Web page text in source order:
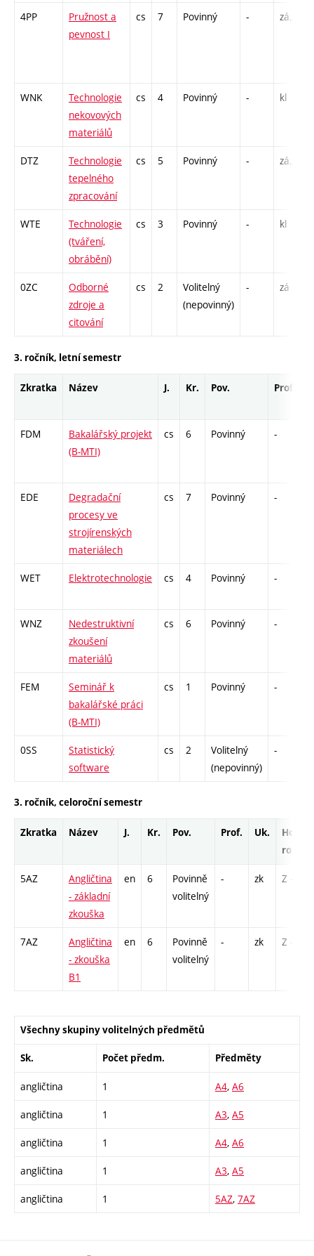
4PP
Pružnost a
pevnost I
cs 7 Povinný - zá,zk
WNK
Technologie
nekovových
materiálů
cs 4 Povinný - kl
DTZ
Technologie
tepelného
zpracování
cs 5 Povinný - zá,zk
WTE
Technologie
(tváření,
obrábění)
cs 3 Povinný - kl
0ZC
Odborné
zdroje a
citování
cs 2
Volitelný
(nepovinný)
- zá
3. ročník, letní semestr
Zkratka Název J. Kr. Pov. Prof.
FDM
Bakalářský projekt
(B-MTI)
cs 6 Povinný -
EDE
Degradační
procesy ve
strojírenských
materiálech
cs 7 Povinný -
WET Elektrotechnologie cs 4 Povinný -
WNZ
Nedestruktivní
zkoušení
materiálů
cs 6 Povinný -
FEM
Seminář k
bakalářské práci
(B-MTI)
cs 1 Povinný -
0SS
Statistický
software
cs 2
Volitelný
(nepovinný)
-
3. ročník, celoroční semestr
Zkratka Název J. Kr. Pov. Prof. Uk.
Hod.
rozsah
5AZ
Angličtina
- základní
zkouška
en 6
Povinně
volitelný
- zk Z - 1
7AZ
Angličtina
- zkouška
B1
en 6
Povinně
volitelný
- zk Z - 1
Všechny skupiny volitelných předmětů
Sk. Počet předm. Předměty
angličtina 1 A4, A6
angličtina 1 A3, A5
angličtina 1 A4, A6
angličtina 1 A3, A5
angličtina 1 5AZ, 7AZ